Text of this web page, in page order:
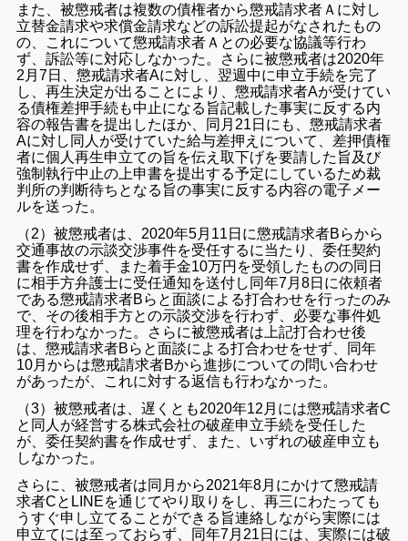
また、被懲戒者は複数の債権者から懲戒請求者Ａに対し
立替金請求や求償金請求などの訴訟提起がなされたもの
の、これについて懲戒請求者Ａとの必要な協議等行わ
ず、訴訟等に対応しなかった。さらに被懲戒者は2020年
2月7日、懲戒請求者Aに対し、翌週中に申立手続を完了
し、再生決定が出ることにより、懲戒請求者Aが受けてい
る債権差押手続も中止になる旨記載した事実に反する内
容の報告書を提出したほか、同月21日にも、懲戒請求者
Aに対し同人が受けていた給与差押えについて、差押債権
者に個人再生申立ての旨を伝え取下げを要請した旨及び
強制執行中止の上申書を提出する予定にしているため裁
判所の判断待ちとなる旨の事実に反する内容の電子メー
ルを送った。
（2）被懲戒者は、2020年5月11日に懲戒請求者Bらから
交通事故の示談交渉事件を受任するに当たり、委任契約
書を作成せず、また着手金10万円を受領したものの同日
に相手方弁護士に受任通知を送付し同年7月8日に依頼者
である懲戒請求者Bらと面談による打合わせを行ったのみ
で、その後相手方との示談交渉を行わず、必要な事件処
理を行わなかった。さらに被懲戒者は上記打合わせ後
は、懲戒請求者Bらと面談による打合わせをせず、同年
10月からは懲戒請求者Bから進捗についての問い合わせ
があったが、これに対する返信も行わなかった。
（3）被懲戒者は、遅くとも2020年12月には懲戒請求者C
と同人が経営する株式会社の破産申立手続を受任した
が、委任契約書を作成せず、また、いずれの破産申立も
しなかった。
さらに、被懲戒者は同月から2021年8月にかけて懲戒請
求者CとLINEを通じてやり取りをし、再三にわたっても
うすぐ申し立てることができる旨連絡しながら実際には
申立てには至っておらず、同年7月21日には、実際には破